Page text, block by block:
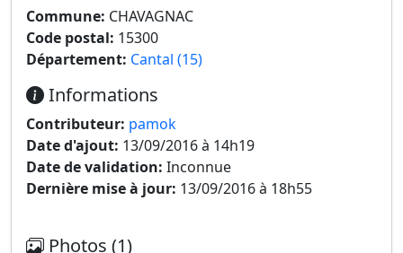
Commune: CHAVAGNAC
Code postal: 15300
Département: Cantal (15)
Informations
Contributeur: pamok
Date d'ajout: 13/09/2016 à 14h19
Date de validation: Inconnue
Dernière mise à jour: 13/09/2016 à 18h55
Photos (1)